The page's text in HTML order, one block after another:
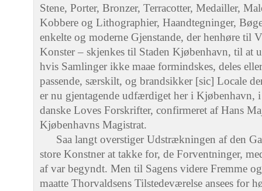
Stene, Porter, Bronzer, Terracotter, Medailler,
Kobbere og Lithographier, Haandtegninger,
enkelte og moderne Gjenstande, der henhøre til
Konster – skjenkes til Staden Kjøbenhavn, til at
hvis Samlinger ikke maae formindskes, deles
passende, særskilt, og brandsikker [sic] Locale
er nu gjentagende udfærdiget her i Kjøbenhavn, i
danske Loves Forskrifter, confirmeret af Hans
Kjøbenhavns Magistrat.
Saa langt overstiger Udstrækningen af den
store Konstner at takke for, de Forventninger,
af var begyndt. Men til Sagens videre Fremme
maatte Thorvaldsens Tilstedeværelse ansees for